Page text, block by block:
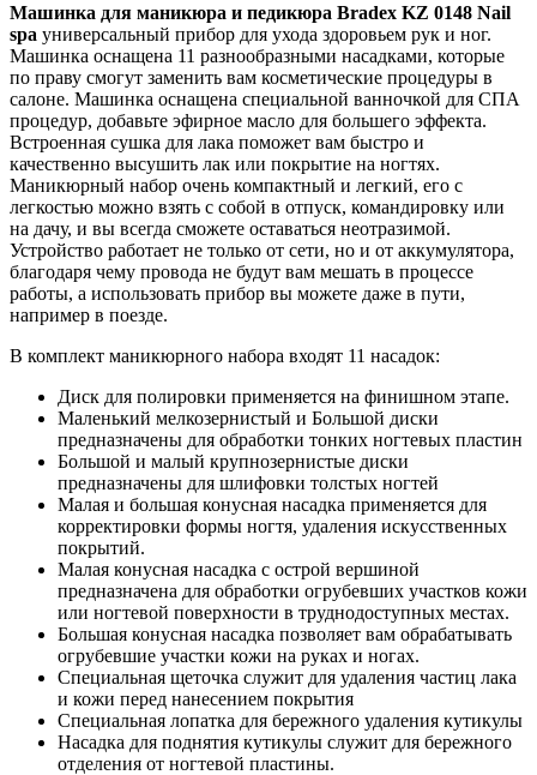
Машинка для маникюра и педикюра Bradex KZ 0148 Nail
spa универсальный прибор для ухода здоровьем рук и ног.
Машинка оснащена 11 разнообразными насадками, которые
по праву смогут заменить вам косметические процедуры в
салоне. Машинка оснащена специальной ванночкой для СПА
процедур, добавьте эфирное масло для большего эффекта.
Встроенная сушка для лака поможет вам быстро и
качественно высушить лак или покрытие на ногтях.
Маникюрный набор очень компактный и легкий, его с
легкостью можно взять с собой в отпуск, командировку или
на дачу, и вы всегда сможете оставаться неотразимой.
Устройство работает не только от сети, но и от аккумулятора,
благодаря чему провода не будут вам мешать в процессе
работы, а использовать прибор вы можете даже в пути,
например в поезде.
В комплект маникюрного набора входят 11 насадок:
Диск для полировки применяется на финишном этапе.
Маленький мелкозернистый и Большой диски
предназначены для обработки тонких ногтевых пластин
Большой и малый крупнозернистые диски
предназначены для шлифовки толстых ногтей
Малая и большая конусная насадка применяется для
корректировки формы ногтя, удаления искусственных
покрытий.
Малая конусная насадка с острой вершиной
предназначена для обработки огрубевших участков кожи
или ногтевой поверхности в труднодоступных местах.
Большая конусная насадка позволяет вам обрабатывать
огрубевшие участки кожи на руках и ногах.
Специальная щеточка служит для удаления частиц лака
и кожи перед нанесением покрытия
Специальная лопатка для бережного удаления кутикулы
Насадка для поднятия кутикулы служит для бережного
отделения от ногтевой пластины.